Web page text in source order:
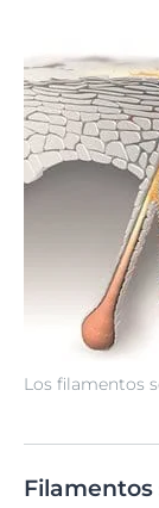
Los filamentos
Filamentos